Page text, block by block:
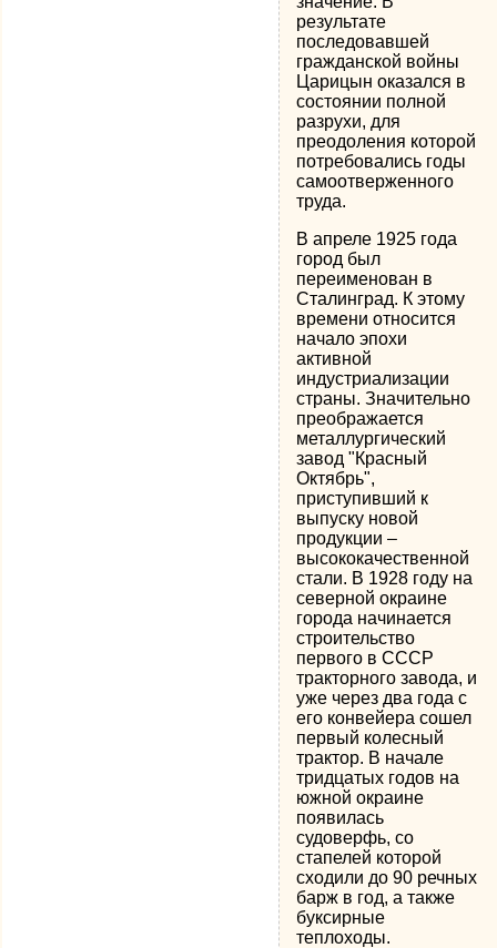
результате
последовавшей
гражданской войны
Царицын оказался в
состоянии полной
разрухи, для
преодоления которой
потребовались годы
самоотверженного
труда.
В апреле 1925 года
город был
переименован в
Сталинград. К этому
времени относится
начало эпохи
активной
индустриализации
страны. Значительно
преображается
металлургический
завод "Красный
Октябрь",
приступивший к
выпуску новой
продукции –
высококачественной
стали. В 1928 году на
северной окраине
города начинается
строительство
первого в СССР
тракторного завода, и
уже через два года с
его конвейера сошел
первый колесный
трактор. В начале
тридцатых годов на
южной окраине
появилась
судоверфь, со
стапелей которой
сходили до 90 речных
барж в год, а также
буксирные
теплоходы.